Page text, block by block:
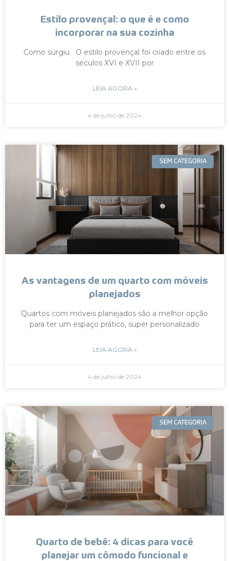
Estilo provençal: o que é e como
incorporar na sua cozinha
Como surgiu O estilo provençal foi criado entre os
séculos XVI e XVII por
LEIA AGORA »
4 de julho de 2024
SEM CATEGORIA
As vantagens de um quarto com móveis
planejados
Quartos com móveis planejados são a melhor opção
para ter um espaço prático, super personalizado
LEIA AGORA »
4 de julho de 2024
SEM CATEGORIA
Quarto de bebê: 4 dicas para você
planejar um cômodo funcional e